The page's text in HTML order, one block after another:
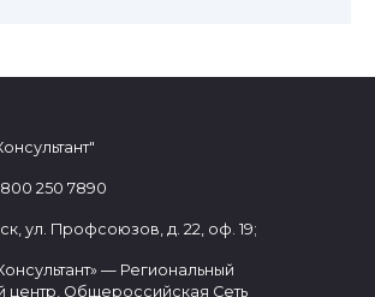
250 7890
ул. Профсоюзов, д. 22, оф. 19;
— Региональный
Общероссийская Сеть